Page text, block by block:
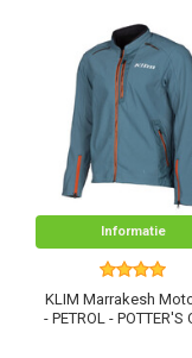
Informatie
KLIM Marrakesh
- PETROL - POTTER'S